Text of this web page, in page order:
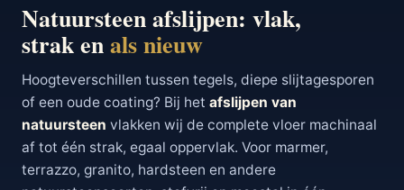
Natuursteen afslijpen: vlak,
strak enals nieuw
Hoogteverschillen tussen tegels, diepe slijtagesporen
of een oude coating? Bij het afslijpen van
natuursteen vlakken wij de complete vloer machinaal
af tot één strak, egaal oppervlak. Voor marmer,
terrazzo, granito, hardsteen en andere